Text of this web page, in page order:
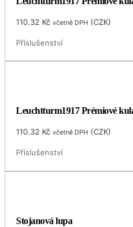
110.32 Kč včetně DPH (CZK)
Příslušenství
Leuchtturm1917 Prémiové
110.32 Kč včetně DPH (CZK)
Příslušenství
Stojanová lupa